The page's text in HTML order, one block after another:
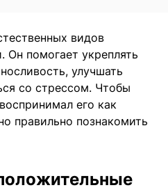
видов
Он помогает укреплять
улучшать
со стрессом. Чтобы
его как
правильно познакомить